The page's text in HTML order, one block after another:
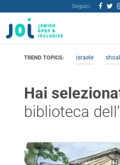
Seguici:
TREND TOPICS: israele
Hai
biblioteca